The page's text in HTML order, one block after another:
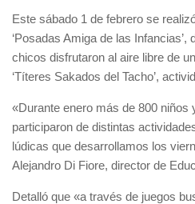
Este sábado 1 de febrero se
‘Posadas Amiga de las
chicos disfrutaron al aire libre de
‘Títeres Sakados del Tacho’,
«Durante enero más de 800 niños
participaron de distintas
lúdicas que desarrollamos los
Alejandro Di Fiore, director de
Detalló que «a través de juegos